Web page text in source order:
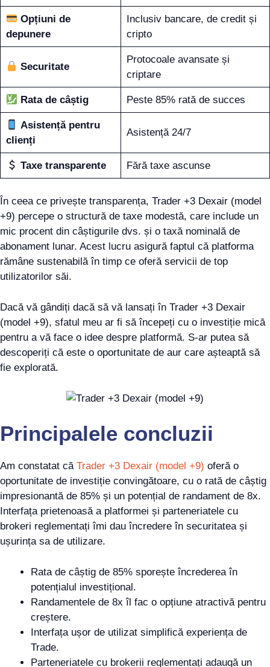
Opțiuni de
depunere
Inclusiv bancare, de credit și
cripto
Securitate
Protocoale avansate și
criptare
Rata de câștig Peste 85% rată de succes
Asistență pentru
clienți
Asistență 24/7
Taxe transparente Fără taxe ascunse
În ceea ce privește transparența, Trader +3 Dexair (model
+9) percepe o structură de taxe modestă, care include un
mic procent din câștigurile dvs. și o taxă nominală de
abonament lunar. Acest lucru asigură faptul că platforma
rămâne sustenabilă în timp ce oferă servicii de top
utilizatorilor săi.
Dacă vă gândiți dacă să vă lansați în Trader +3 Dexair
(model +9), sfatul meu ar fi să începeți cu o investiție mică
pentru a vă face o idee despre platformă. S-ar putea să
descoperiți că este o oportunitate de aur care așteaptă să
fie explorată.
Principalele concluzii
Am constatat că Trader +3 Dexair (model +9) oferă o
oportunitate de investiție convingătoare, cu o rată de câștig
impresionantă de 85% și un potențial de randament de 8x.
Interfața prietenoasă a platformei și parteneriatele cu
brokeri reglementați îmi dau încredere în securitatea și
ușurința sa de utilizare.
Rata de câștig de 85% sporește încrederea în
potențialul investițional.
Randamentele de 8x îl fac o opțiune atractivă pentru
creștere.
Interfața ușor de utilizat simplifică experiența de
Trade.
Parteneriatele cu brokerii reglementați adaugă un